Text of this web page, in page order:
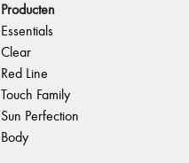
Producten
Essentials
Clear
Red Line
Touch Family
Sun Perfection
Body